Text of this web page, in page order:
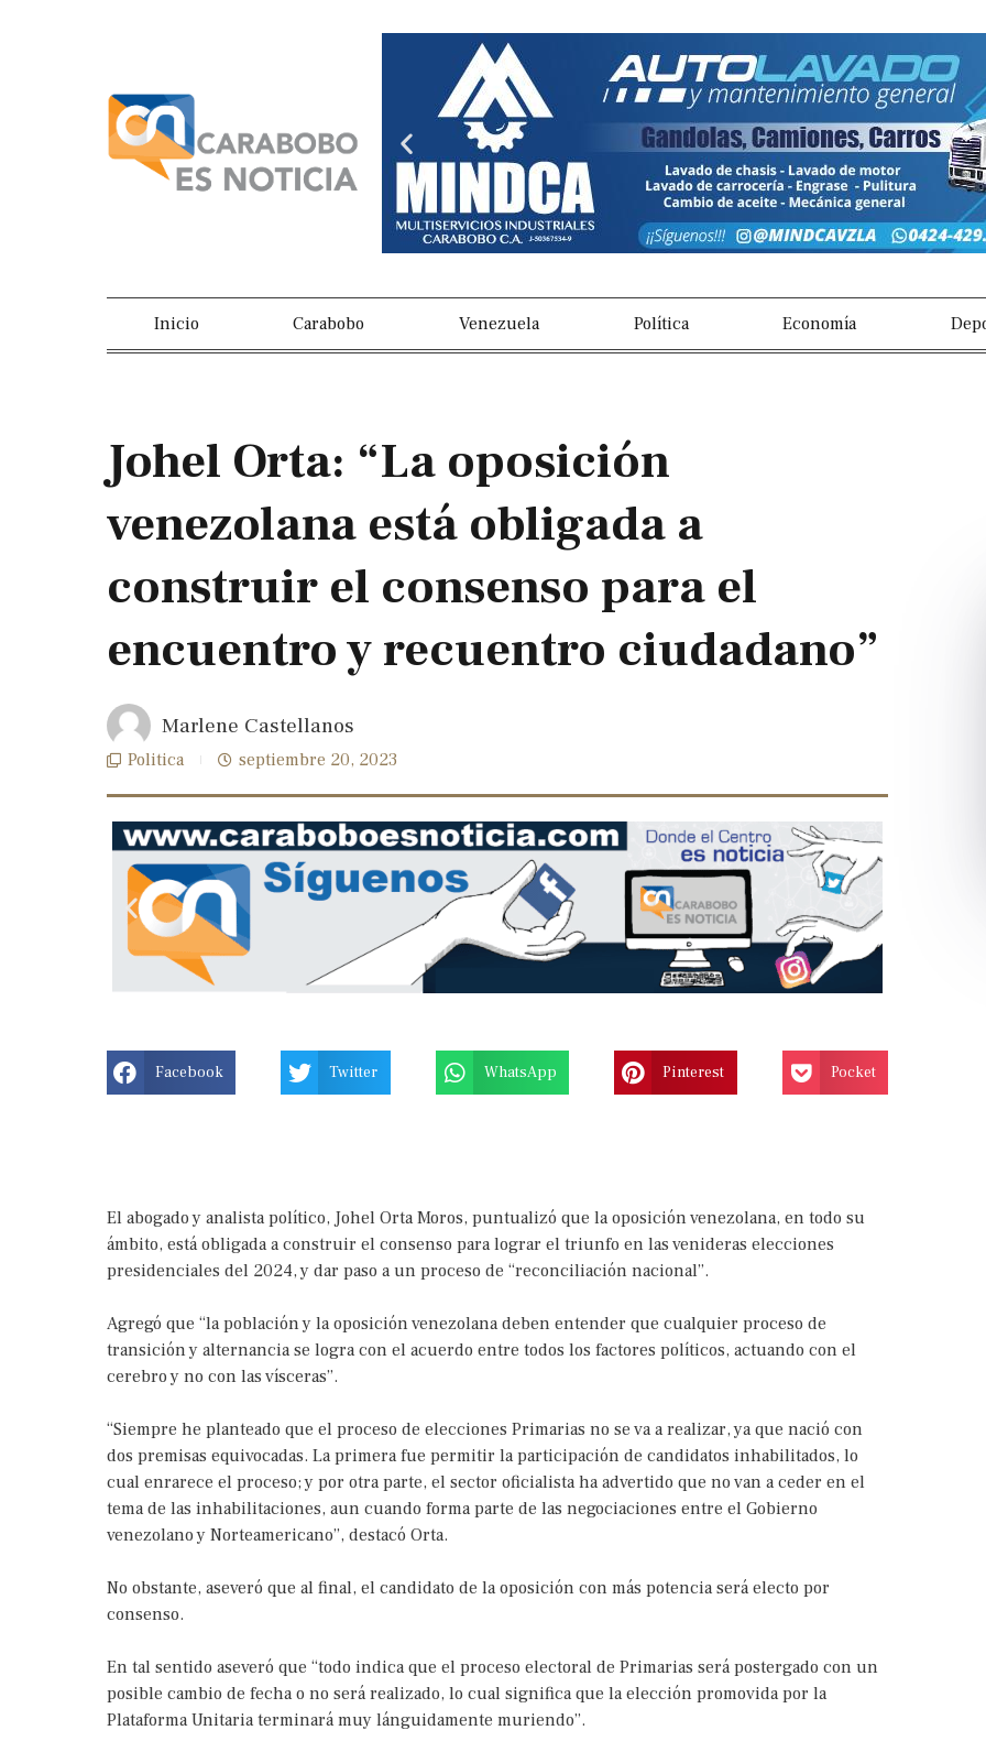
Previous
slide
Inicio Carabobo Venezuela Política Economía
Johel Orta: “La oposición
venezolana está obligada a
construir el consenso para el
encuentro y recuentro ciudadano”
Marlene Castellanos
Politica septiembre 20, 2023
Previous
slide
Next
slide
Facebook Twitter WhatsApp Pinterest Pocket
El abogado y analista político, Johel Orta Moros, puntualizó que la oposición venezolana, en todo su
ámbito, está obligada a construir el consenso para lograr el triunfo en las venideras elecciones
presidenciales del 2024, y dar paso a un proceso de “reconciliación nacional”.
Agregó que “la población y la oposición venezolana deben entender que cualquier proceso de
transición y alternancia se logra con el acuerdo entre todos los factores políticos, actuando con el
cerebro y no con las vísceras”.
“Siempre he planteado que el proceso de elecciones Primarias no se va a realizar, ya que nació con
dos premisas equivocadas. La primera fue permitir la participación de candidatos inhabilitados, lo
cual enrarece el proceso; y por otra parte, el sector oficialista ha advertido que no van a ceder en el
tema de las inhabilitaciones, aun cuando forma parte de las negociaciones entre el Gobierno
venezolano y Norteamericano”, destacó Orta.
No obstante, aseveró que al final, el candidato de la oposición con más potencia será electo por
consenso.
En tal sentido aseveró que “todo indica que el proceso electoral de Primarias será postergado con un
posible cambio de fecha o no será realizado, lo cual significa que la elección promovida por la
Plataforma Unitaria terminará muy lánguidamente muriendo”.